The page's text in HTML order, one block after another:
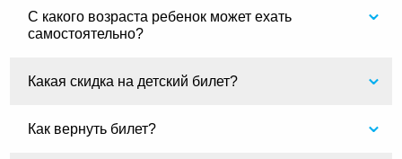
С какого возраста ребенок может ехать
самостоятельно?
Какая скидка на детский билет?
Как вернуть билет?